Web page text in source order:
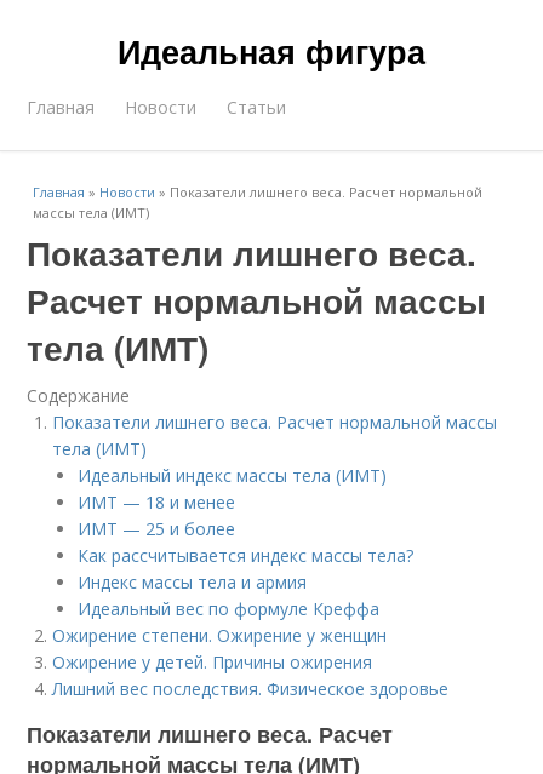
Идеальная фигура
Главная Новости Статьи
Главная » Новости » Показатели лишнего веса. Расчет нормальной
массы тела (ИМТ)
Показатели лишнего веса.
Расчет нормальной массы
тела (ИМТ)
Содержание
Показатели лишнего веса. Расчет нормальной массы
тела (ИМТ)
Идеальный индекс массы тела (ИМТ)
ИМТ — 18 и менее
ИМТ — 25 и более
Как рассчитывается индекс массы тела?
Индекс массы тела и армия
Идеальный вес по формуле Креффа
Ожирение степени. Ожирение у женщин
Ожирение у детей. Причины ожирения
Лишний вес последствия. Физическое здоровье
Показатели лишнего веса. Расчет
нормальной массы тела (ИМТ)